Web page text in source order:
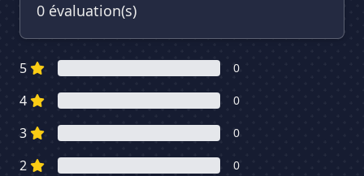
0 évaluation(s)
5 0
4 0
3 0
2 0